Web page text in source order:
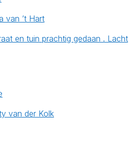
van ’t Hart
en tuin prachtig gedaan . Lacht
van der Kolk